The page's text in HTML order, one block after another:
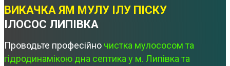
ВИКАЧКА ЯМ МУЛУ ІЛУ ПІСКУ
ІЛОСОС ЛИПІВКА
Проводьте професійно чистка мулососом та
гідродинамікою дна септика у м. Липівка та